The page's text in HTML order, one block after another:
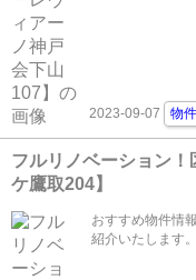
2023-09-07 物
フルリノベーション
ケ鷹取204】
おすすめ物件情
紹介いたします